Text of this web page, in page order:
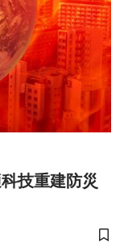
技重建防災